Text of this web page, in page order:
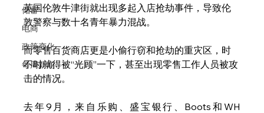
储蓄
电商
政策变化
每周新闻
英国伦敦牛津街就出现多起入店抢劫事件，导致伦
敦警察与数十名青年暴力混战。
而零售百货商店更是小偷行窃和抢劫的重灾区，时
不时就得被“光顾”一下，甚至出现零售工作人员被攻
击的情况。
去年9月，来自乐购、盛宝银行、Boots和WH